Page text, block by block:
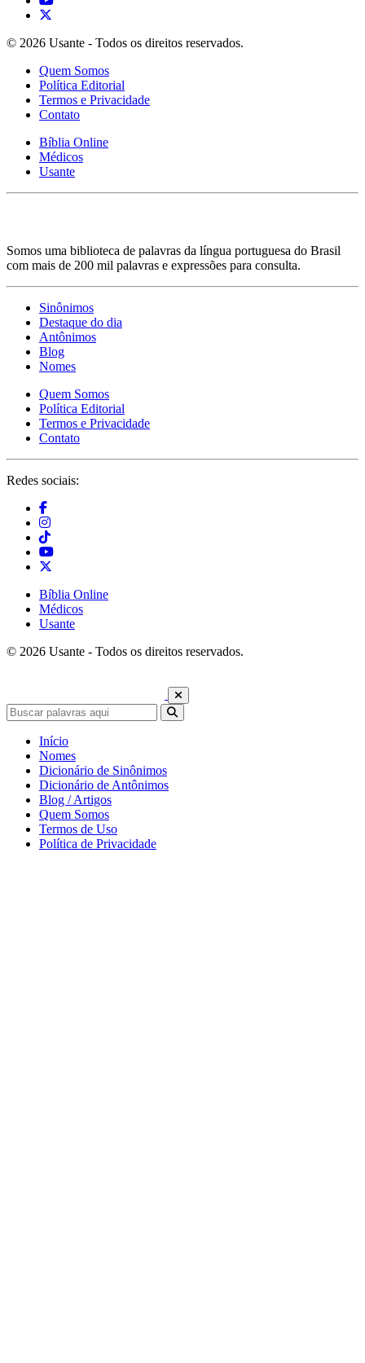
© 2026 Usante - Todos os direitos reservados.
Quem Somos
Política Editorial
Termos e Privacidade
Contato
Bíblia Online
Médicos
Usante
Somos uma biblioteca de palavras da língua portuguesa do Brasil
com mais de 200 mil palavras e expressões para consulta.
Sinônimos
Destaque do dia
Antônimos
Blog
Nomes
Quem Somos
Política Editorial
Termos e Privacidade
Contato
Redes sociais:
Bíblia Online
Médicos
Usante
© 2026 Usante - Todos os direitos reservados.
Início
Nomes
Dicionário de Sinônimos
Dicionário de Antônimos
Blog / Artigos
Quem Somos
Termos de Uso
Política de Privacidade